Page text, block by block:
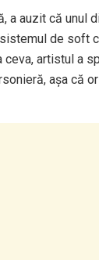
a auzit că unul
de soft
ceva, artistul a
așa că